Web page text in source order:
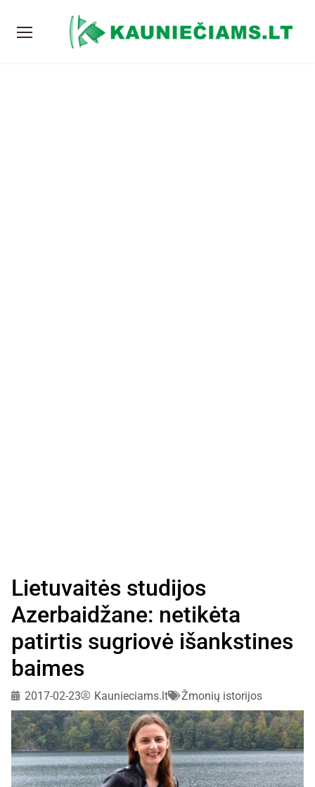
Lietuvaitės studijos
Azerbaidžane: netikėta
patirtis sugriovė išankstines
baimes
2017-02-23 Kaunieciams.lt Žmonių istorijos